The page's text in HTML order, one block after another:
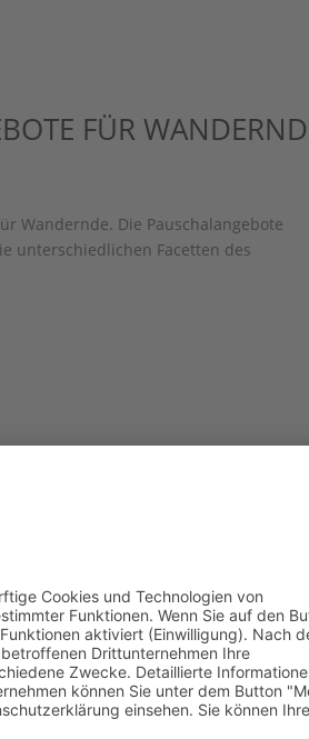
FÜR
Wandernde. Die Pauschalangebote
unterschiedlichen Facetten des